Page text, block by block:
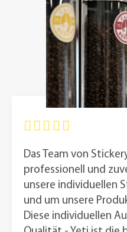
Das Team von
professionell und
unsere individuellen
und um unsere
Diese individuellen
Qualität - Yeti ist die
Druck von Stickern in
Überall, wirklich
Oberfläche.
Wasserflaschen, auf
blauen Gold zeigen...
es grün sein auf
das Leben in Rosa
ein Team, das seine